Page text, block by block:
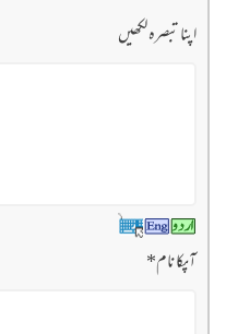
اپنا تبصرہ لکھیں
آپکا نام*